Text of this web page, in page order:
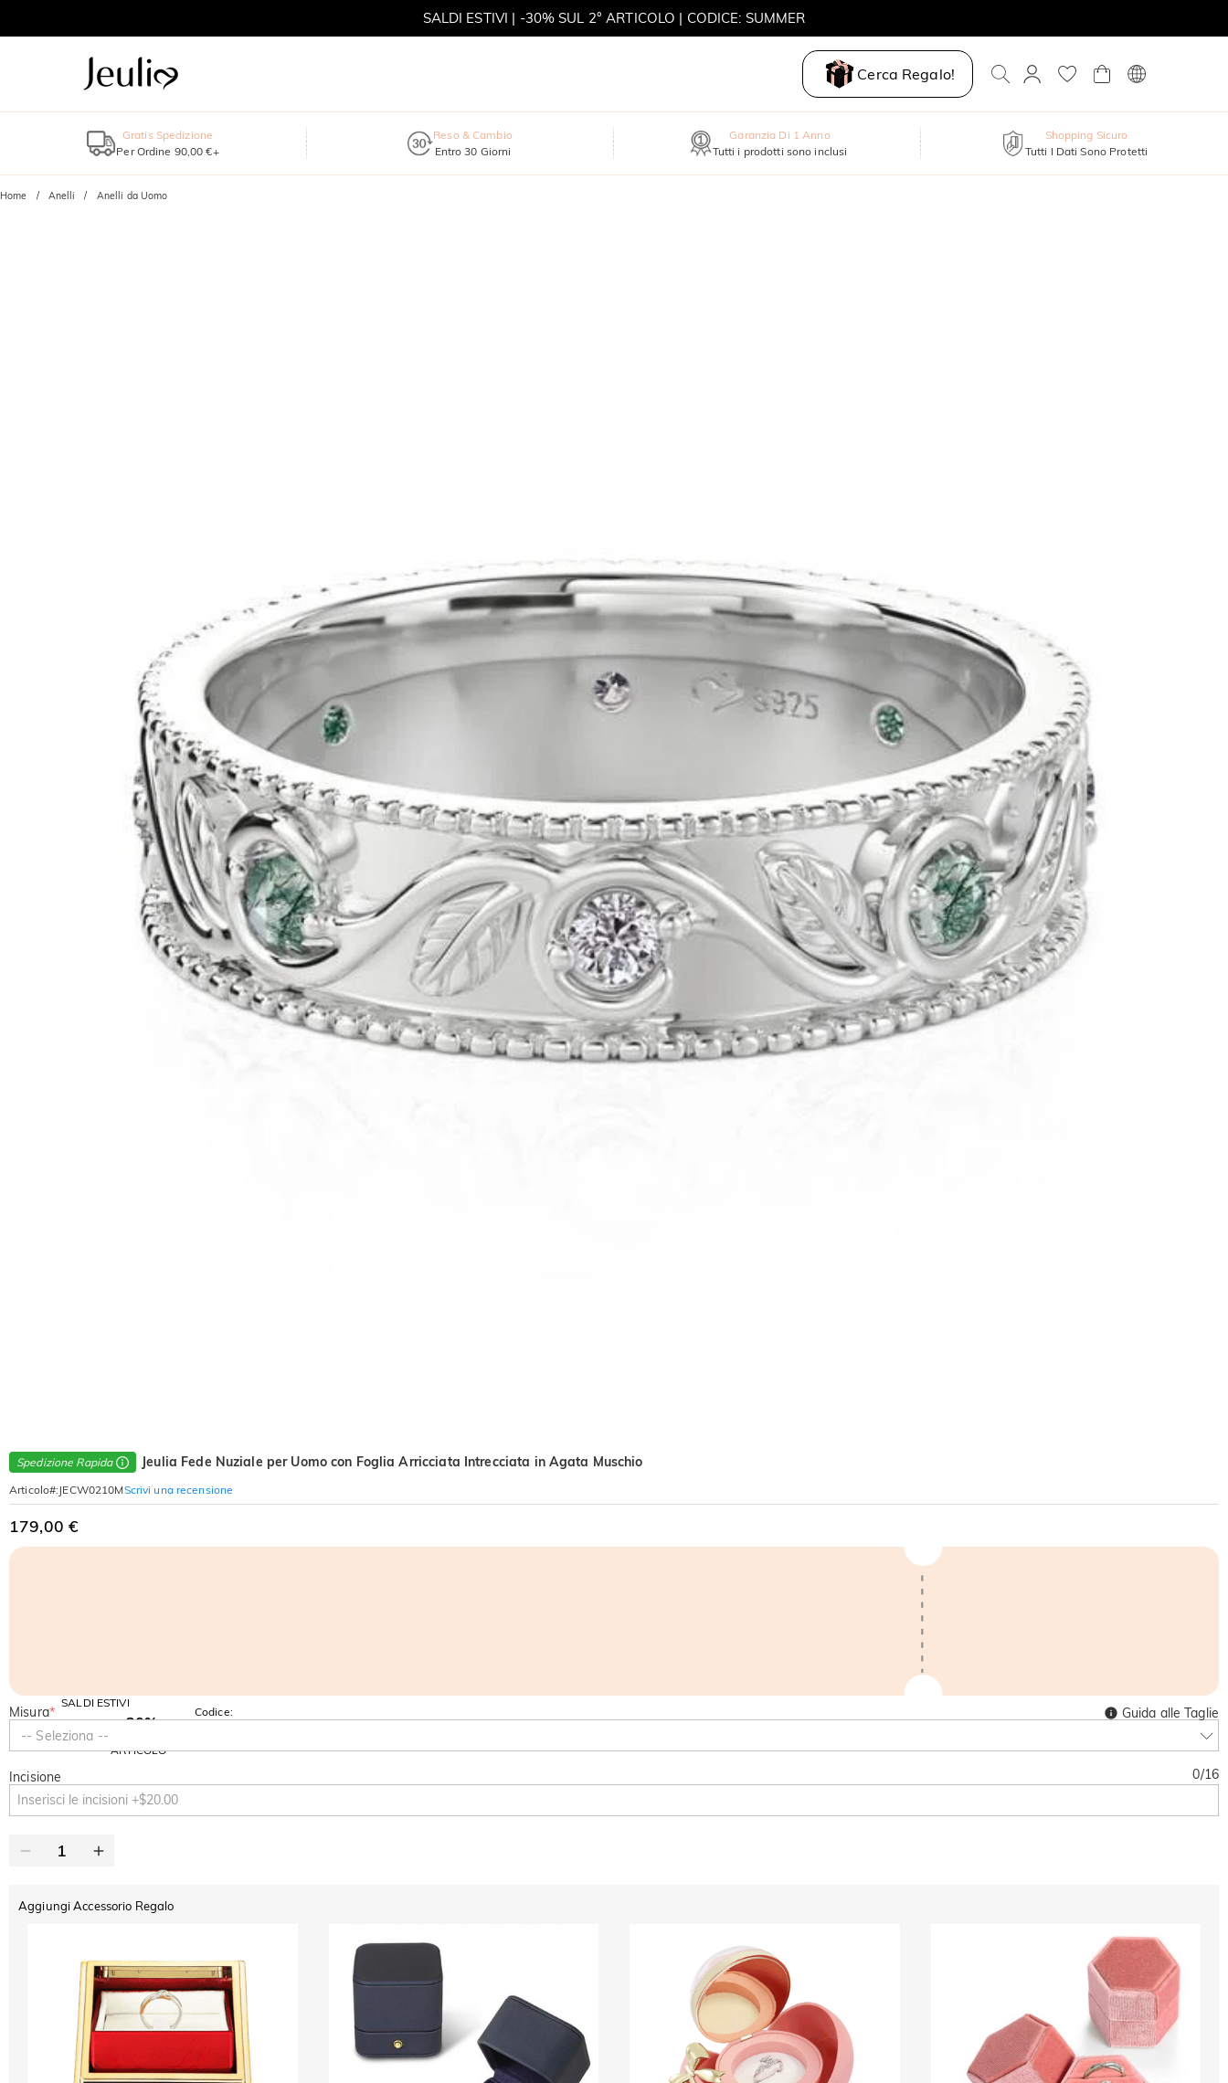
SALDI ESTIVI | -30% SUL 2° ARTICOLO | CODICE: SUMMER
Cerca Regalo!
Gratis Spedizione
Per Ordine 90,00 €+
Reso & Cambio
Entro 30 Giorni
Garanzia Di 1 Anno
Tutti i prodotti sono inclusi
Shopping Sicuro
Tutti I Dati Sono Protetti
Home Anelli Anelli da Uomo
Spedizione Rapida Jeulia Fede Nuziale per Uomo con Foglia Arricciata Intrecciata in Agata Muschio
Articolo#: JECW0210MScrivi una recensione
179,00 €
SALDI ESTIVI
-10%
SU TUTTO
-30%
ARTICOLO
Codice:
Misura*
-- Seleziona --
Guida alle Taglie
Incisione 0/16
Aggiungi Accessorio Regalo